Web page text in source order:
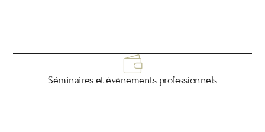
Séminaires et évènements professionnels